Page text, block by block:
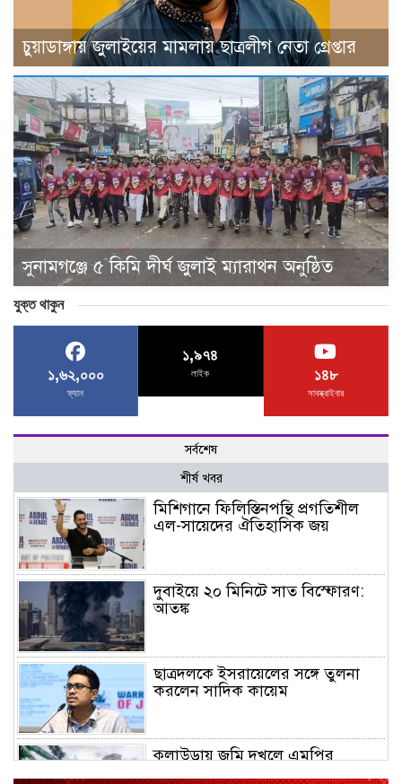
চুয়াডাঙ্গায় জুলাইয়ের মামলায় ছাত্রলীগ নেতা গ্রেপ্তার
সুনামগঞ্জে ৫ কিমি দীর্ঘ জুলাই ম্যারাথন অনুষ্ঠিত
যুক্ত থাকুন
১,৬২,০০০
ফ্যান
১,৯৭৪
লাইক ১৪৮
সাবস্ক্রাইবার
সর্বশেষ
শীর্ষ খবর
মিশিগানে ফিলিস্তিনপন্থি প্রগতিশীল
এল-সায়েদের ঐতিহাসিক জয়
দুবাইয়ে ২০ মিনিটে সাত বিস্ফোরণ:
আতঙ্ক
ছাত্রদলকে ইসরায়েলের সঙ্গে তুলনা
করলেন সাদিক কায়েম
কুলাউড়ায় জমি দখলে এমপির